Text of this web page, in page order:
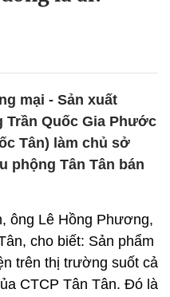
mại - Sản xuất
Trần Quốc Gia Phước
Tân) làm chủ sở
phộng Tân Tân bán
ông Lê Hồng Phương,
cho biết: Sản phẩm
trên thị trường suốt cả
CTCP Tân Tân. Đó là